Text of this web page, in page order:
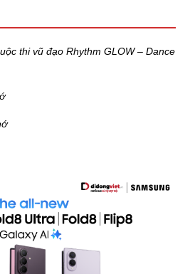
thi vũ đạo Rhythm GLOW – Dance